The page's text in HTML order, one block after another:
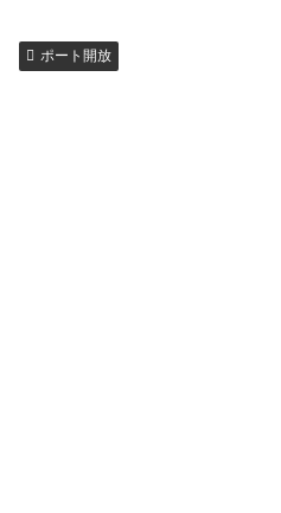
ポート開放